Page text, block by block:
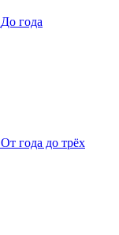
До года
От года до трёх